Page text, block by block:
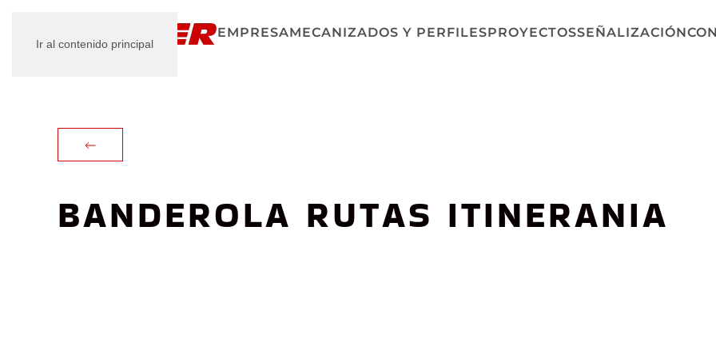
Ir al contenido principal
EMPRESAMECANIZADOS Y PERFILESPROYECTOSSEÑALIZACIÓN
BANDEROLA RUTAS ITINERANIA